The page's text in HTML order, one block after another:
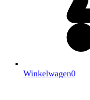
Winkelwagen0